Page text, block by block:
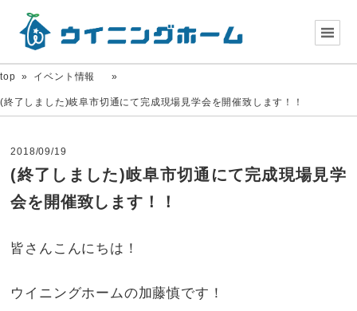
top » イベント情報 »
(終了しました)岐阜市切通にて完成現場見学会を開催致します！！
2018/09/19
(終了しました)岐阜市切通にて完成現場見学
会を開催致します！！
皆さんこんにちは！
ウイニングホームの加藤慎です！